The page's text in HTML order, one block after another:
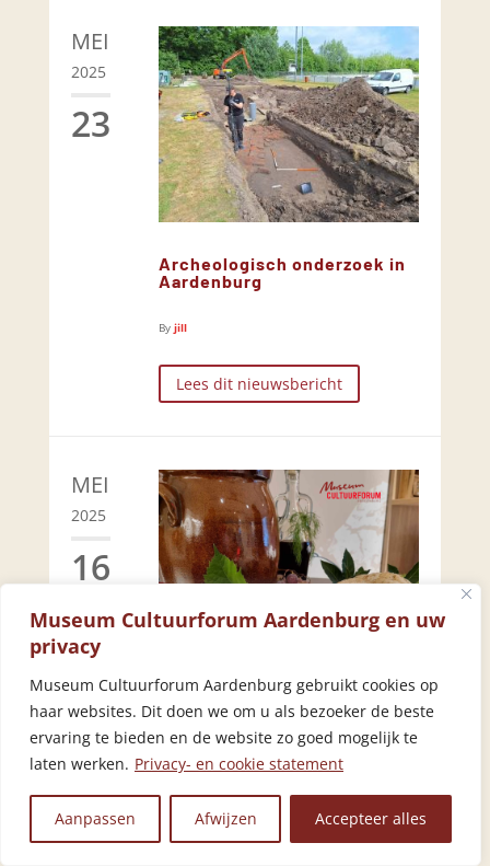
Museum Cultuurforum Aardenburg en uw
privacy
Museum Cultuurforum Aardenburg gebruikt cookies op
haar websites. Dit doen we om u als bezoeker de beste
ervaring te bieden en de website zo goed mogelijk te
laten werken. Privacy- en cookie statement
Aanpassen Afwijzen Accepteer alles
MEI
2025
23
Archeologisch onderzoek in
Aardenburg
By jill
Lees dit nieuwsbericht
MEI
2025
16
Romeinse lunch: proef de
smaken uit het verleden
Byjill
Lees dit nieuwsbericht